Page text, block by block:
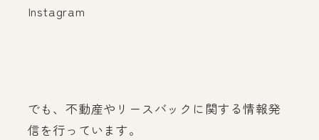
Instagram
でも、不動産やリースバックに関する情報発
信を行っています。